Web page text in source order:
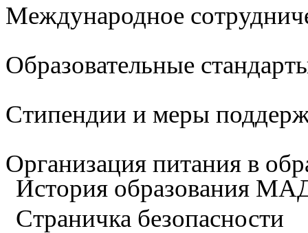
Международное
Образовательные
Стипендии и меры
Организация питания в
История образования
Страничка безопасности